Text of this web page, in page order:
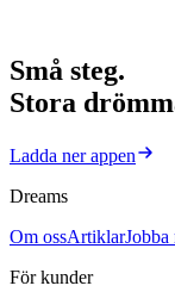
Små steg.
Stora
Ladda ner appen
Dreams
Om ossArtiklarJobba
För kunder